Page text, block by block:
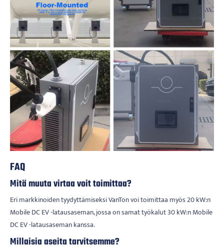
FAQ
Mitä muuta virtaa voit toimittaa?
Eri markkinoiden tyydyttämiseksi VanTon voi toimittaa myös 20 kW:n
Mobile DC EV -latausaseman, jossa on samat työkalut 30 kW:n Mobile
DC EV -latausaseman kanssa.
Millaisia ​​aseita tarvitsemme?